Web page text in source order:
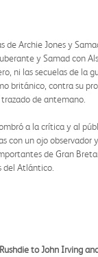
Archie Jones y
y Samad con
ni las secuelas de la
británico, contra su
de antemano.
a la crítica y al
con un ojo
de Gran
del Atlántico.
to John Irving